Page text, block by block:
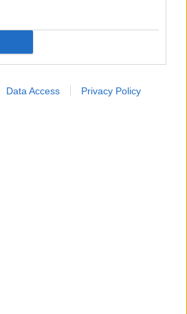
Data Access Privacy Policy